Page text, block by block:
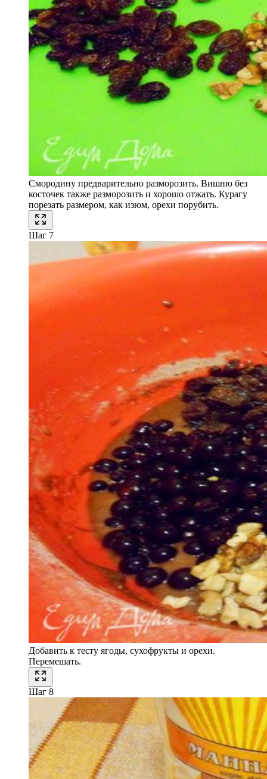
Смородину предварительно разморозить. Вишню без
косточек также разморозить и хорошо отжать. Курагу
порезать размером, как изюм, орехи порубить.
Шаг 7
Добавить к тесту ягоды, сухофрукты и орехи.
Перемешать.
Шаг 8